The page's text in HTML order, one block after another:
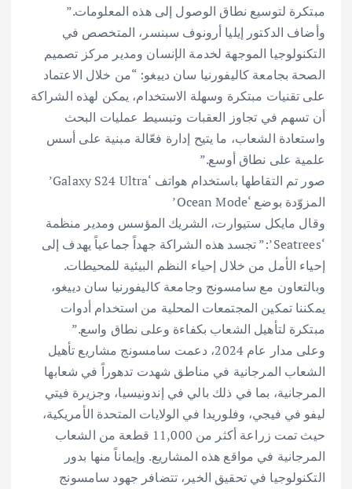
مبتكرة لتوسيع نطاق الوصول إلى هذه المعلومات.”
وأضاف الدكتور إيليا أرونوف سبنسر، المتخصص في
التكنولوجيا الموجهة لخدمة الإنسان ومدير مركز تصميم
الصحة بجامعة كاليفورنيا سان دييغو: “من خلال الاعتماد
على تقنيات مبتكرة وسهلة الاستخدام، يمكن لهذه الشراكة
أن تسهم في تجاوز العقبات وتبسيط عمليات البحث
واستعادة الشعاب، ما يتيح إدارة فعّالة مبنية على أسس
علمية على نطاق أوسع.”
صور تم التقاطها باستخدام هواتف ‘Galaxy S24 Ultra’
المزوّدة بوضع ‘Ocean Mode’
وقال مايكل ستيوارت، الشريك المؤسس ومدير منظمة
‘Seatrees’:” تجسد هذه الشراكة جهداً جماعياً يهدف إلى
إحياء الأمل من خلال إحياء النظم البيئية للمحيطات.
وبالتعاون مع سامسونج وجامعة كاليفورنيا سان دييغو،
يمكننا تمكين المجتمعات المحلية من استخدام أدوات
مبتكرة لتأهيل الشعاب بكفاءة وعلى نطاق واسع.”
وعلى مدار عام 2024، دعمت سامسونج مشاريع تأهيل
الشعاب المرجانية في مناطق شهدت تدهوراً في شعابها
المرجانية، بما في ذلك بالي في إندونيسيا، وجزيرة فيتي
ليفو في فيجي، وفلوريدا في الولايات المتحدة الأمريكية،
حيث تمت زراعة أكثر من 11,000 قطعة من الشعاب
المرجانية في مواقع هذه المشاريع. وإيماناً منها بدور
التكنولوجيا في تحقيق الخير، تتضافر جهود سامسونج